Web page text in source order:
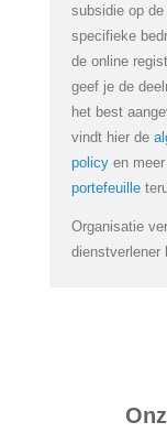
subsidie op
specifieke
de online
geef je de
het best
vindt hier de
policy en
portefeuille
Organisatie
dienstverlener